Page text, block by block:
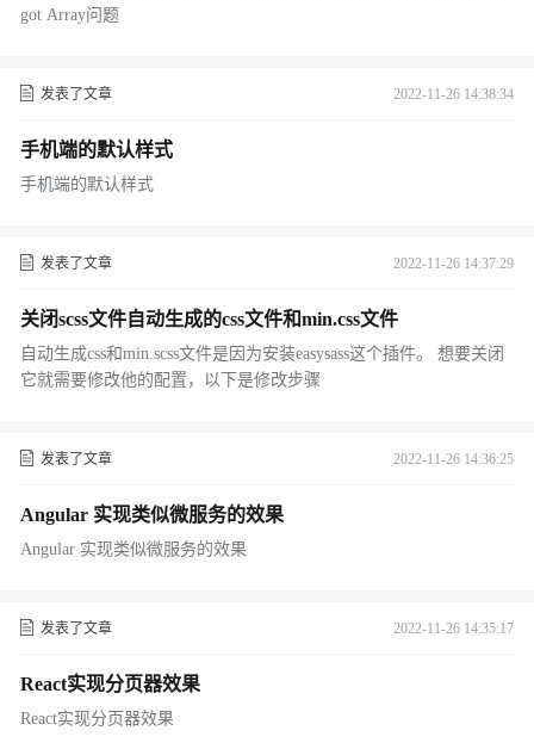
got Array问题
发表了文章 2022-11-26 14:38:34
手机端的默认样式
手机端的默认样式
发表了文章 2022-11-26 14:37:29
关闭scss文件自动生成的css文件和min.css文件
自动生成css和min.scss文件是因为安装easysass这个插件。 想要关闭
它就需要修改他的配置，以下是修改步骤
发表了文章 2022-11-26 14:36:25
Angular 实现类似微服务的效果
Angular 实现类似微服务的效果
发表了文章 2022-11-26 14:35:17
React实现分页器效果
React实现分页器效果